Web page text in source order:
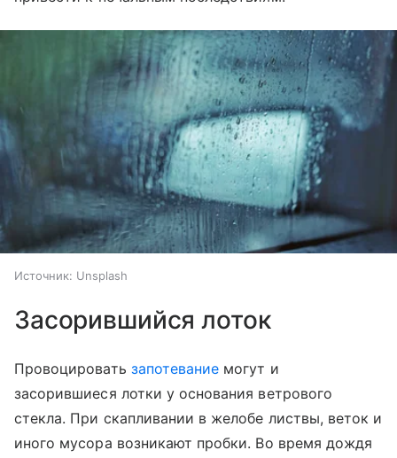
Источник: Unsplash
Засорившийся лоток
Провоцировать запотевание могут и
засорившиеся лотки у основания ветрового
стекла. При скапливании в желобе листвы, веток и
иного мусора возникают пробки. Во время дождя